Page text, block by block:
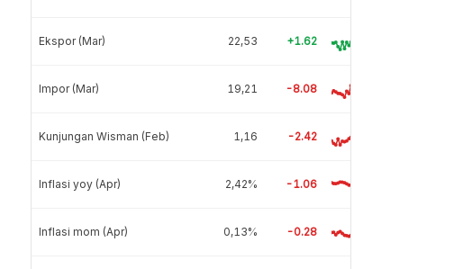
Ekspor (Mar) 22,53 +1.62
Impor (Mar) 19,21 -8.08
Kunjungan Wisman (Feb) 1,16 -2.42
Inflasi yoy (Apr) 2,42% -1.06
Inflasi mom (Apr) 0,13% -0.28